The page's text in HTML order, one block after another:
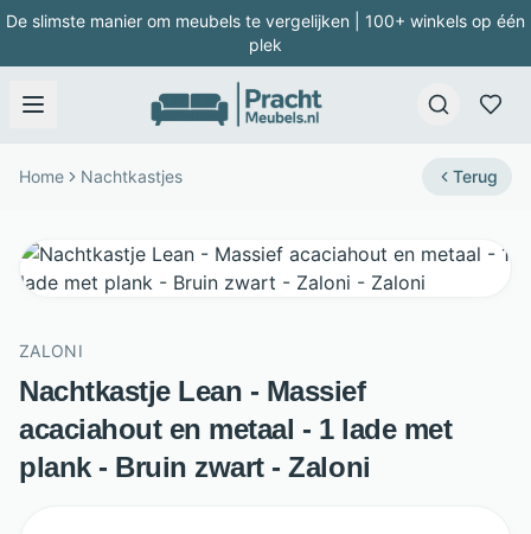
De slimste manier om meubels te vergelijken | 100+ winkels op één
plek
Home Nachtkastjes Terug
ZALONI
Nachtkastje Lean - Massief
acaciahout en metaal - 1 lade met
plank - Bruin zwart - Zaloni